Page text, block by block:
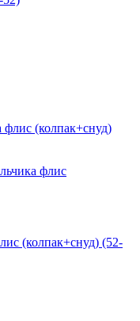
флис
(колпак+снуд) (52-